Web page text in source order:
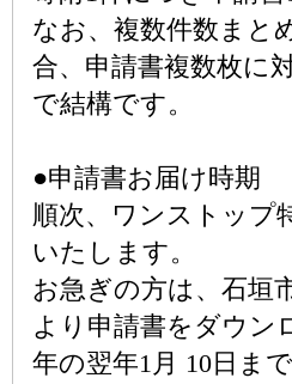
なお、複数件数まと
合、申請書複数枚に
で結構です。
●申請書お届け時期
順次、ワンストップ
いたします。
お急ぎの方は、石垣
より申請書をダウン
年の翌年1月 10日ま